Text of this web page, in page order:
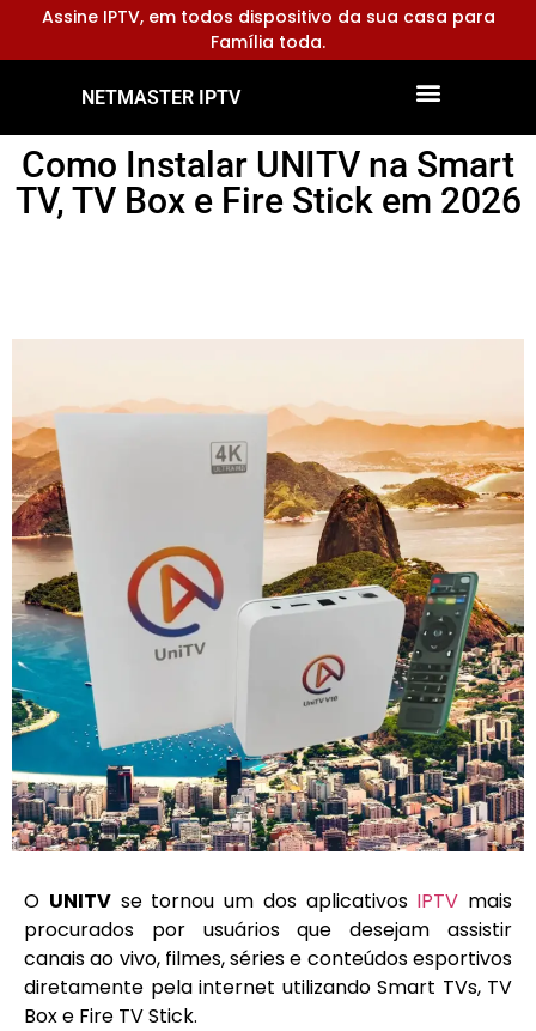
Assine IPTV, em todos dispositivo da sua casa para
Família toda.
NETMASTER IPTV
Como Instalar UNITV na Smart
TV, TV Box e Fire Stick em 2026
O UNITVse tornou um dos aplicativos IPTV mais
procurados por usuários que desejam assistir
canais ao vivo, filmes, séries e conteúdos esportivos
diretamente pela internet utilizando Smart TVs, TV
Box e Fire TV Stick.